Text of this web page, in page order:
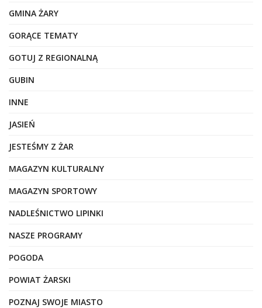
GMINA ŻARY
GORĄCE TEMATY
GOTUJ Z REGIONALNĄ
GUBIN
INNE
JASIEŃ
JESTEŚMY Z ŻAR
MAGAZYN KULTURALNY
MAGAZYN SPORTOWY
NADLEŚNICTWO LIPINKI
NASZE PROGRAMY
POGODA
POWIAT ŻARSKI
POZNAJ SWOJE MIASTO